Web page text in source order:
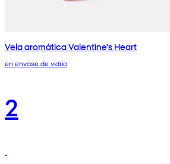
Vela aromática Valentine's Heart
en envase de vidrio
2